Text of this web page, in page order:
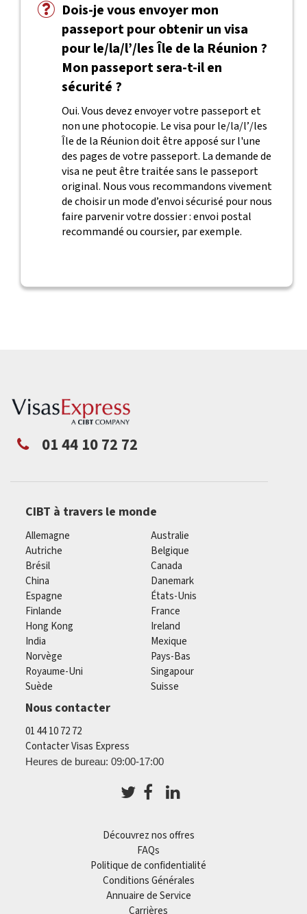
Dois-je vous envoyer mon
passeport pour obtenir un visa
pour le/la/l’/les Île de la Réunion ?
Mon passeport sera-t-il en
sécurité ?
Oui. Vous devez envoyer votre passeport et
non une photocopie. Le visa pour le/la/l’/les
Île de la Réunion doit être apposé sur l'une
des pages de votre passeport. La demande de
visa ne peut être traitée sans le passeport
original. Nous vous recommandons vivement
de choisir un mode d’envoi sécurisé pour nous
faire parvenir votre dossier : envoi postal
recommandé ou coursier, par exemple.
01 44 10 72 72
CIBT à travers le monde
Allemagne
Australie
Autriche
Belgique
Brésil
Canada
China
Danemark
Espagne
États-Unis
Finlande
France
Hong Kong
Ireland
India
Mexique
Norvège
Pays-Bas
Royaume-Uni
Singapour
Suède
Suisse
Nous contacter
01 44 10 72 72
Contacter Visas Express
Heures de bureau: 09:00-17:00
Découvrez nos offres
FAQs
Politique de confidentialité
Conditions Générales
Annuaire de Service
Carrières